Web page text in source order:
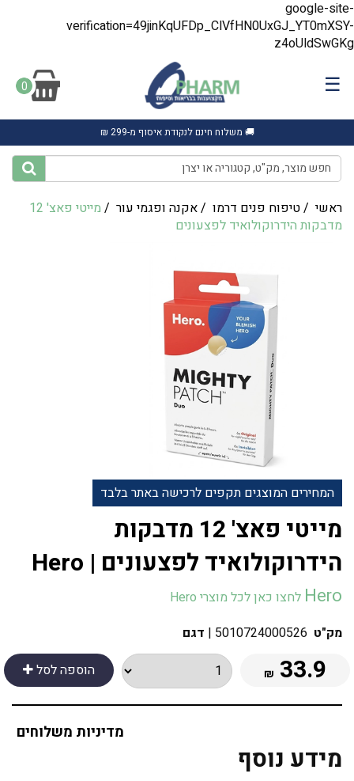
google-site-
verification=49jinKqUFDp_ClVfHN0UxGJ_YT0mXSY-
z4oUldSwGKg
☰
0
🚚 משלוח חינם לנקודת איסוף מ-299 ₪
ראשי /טיפוח פנים דרמו /אקנה ופגמי עור /
מייטי פאצ' 12
מדבקות הידרוקולואיד לפצעונים
המחירים המוצגים תקפים לרכישה באתר בלבד
מייטי פאצ' 12 מדבקות
הידרוקולואיד לפצעונים | Hero
Hero לחצו כאן לכל מוצרי Hero
מק"ט 5010724000526
| דגם
הוספה לסל
33.9
₪
מדיניות משלוחים
מידע נוסף